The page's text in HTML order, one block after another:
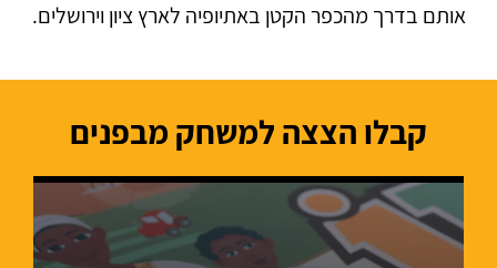
אותם בדרך מהכפר הקטן באתיופיה לארץ ציון וירושלים.
קבלו הצצה למשחק מבפנים